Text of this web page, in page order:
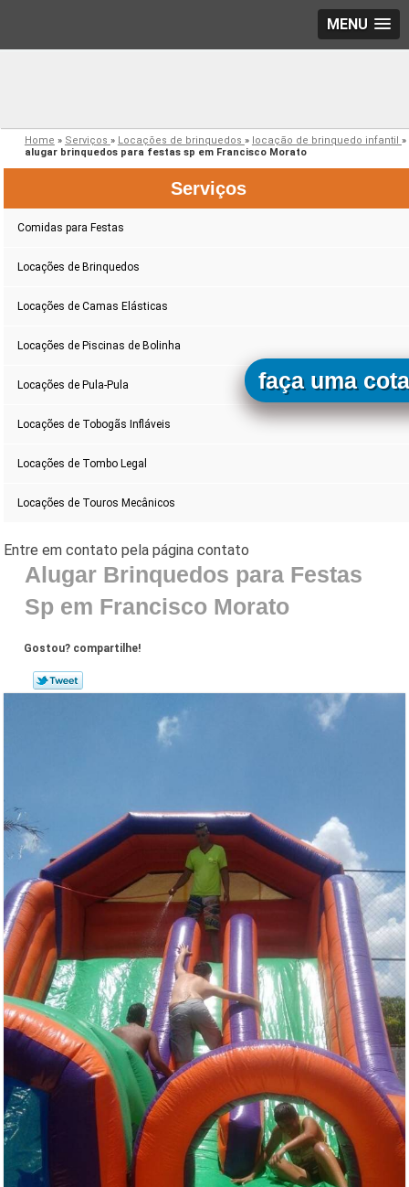
MENU
Home » Serviços » Locações de brinquedos » locação de brinquedo infantil »
alugar brinquedos para festas sp em Francisco Morato
Serviços
Comidas para Festas
Locações de Brinquedos
Locações de Camas Elásticas
Locações de Piscinas de Bolinha
Locações de Pula-Pula
Locações de Tobogãs Infláveis
Locações de Tombo Legal
Locações de Touros Mecânicos
Alugar Brinquedos para Festas
Sp em Francisco Morato
Gostou? compartilhe!
faça uma